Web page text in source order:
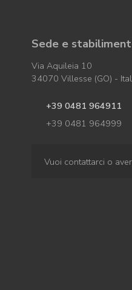
Sede e
Via Aquileia 10
34070 Villesse (GO) -
+39 0481 964911
+39 0481 964999
Vuoi contattarci o